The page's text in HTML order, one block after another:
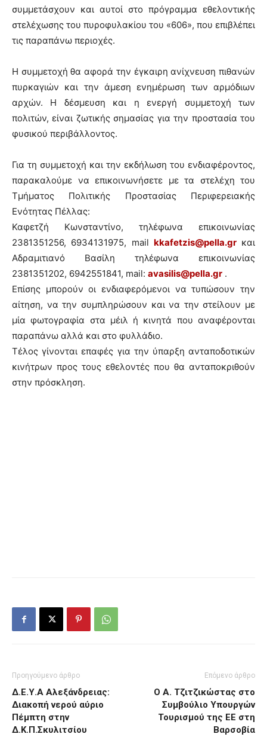
συμμετάσχουν και αυτοί στο πρόγραμμα εθελοντικής
στελέχωσης του πυροφυλακίου του «606», που επιβλέπει
τις παραπάνω περιοχές.
Η συμμετοχή θα αφορά την έγκαιρη ανίχνευση πιθανών
πυρκαγιών και την άμεση ενημέρωση των αρμόδιων
αρχών. Η δέσμευση και η ενεργή συμμετοχή των
πολιτών, είναι ζωτικής σημασίας για την προστασία του
φυσικού περιβάλλοντος.
Για τη συμμετοχή και την εκδήλωση του ενδιαφέροντος,
παρακαλούμε να επικοινωνήσετε με τα στελέχη του
Τμήματος Πολιτικής Προστασίας Περιφερειακής
Ενότητας Πέλλας:
Καφετζή Κωνσταντίνο, τηλέφωνα επικοινωνίας
2381351256, 6934131975, mail kkafetzis@pella.grκαι
Αδραμιτιανό Βασίλη τηλέφωνα επικοινωνίας
2381351202, 6942551841, mail: avasilis@pella.gr .
Επίσης μπορούν οι ενδιαφερόμενοι να τυπώσουν την
αίτηση, να την συμπληρώσουν και να την στείλουν με
μία φωτογραφία στα μέιλ ή κινητά που αναφέρονται
παραπάνω αλλά και στο φυλλάδιο.
Τέλος γίνονται επαφές για την ύπαρξη ανταποδοτικών
κινήτρων προς τους εθελοντές που θα ανταποκριθούν
στην πρόσκληση.
Προηγούμενο άρθρο
Δ.Ε.Υ.Α Αλεξάνδρειας:
Διακοπή νερού αύριο
Πέμπτη στην
Δ.Κ.Π.Σκυλιτσίου
Επόμενο άρθρο
Ο Α. Τζιτζικώστας στο
Συμβούλιο Υπουργών
Τουρισμού της ΕΕ στη
Βαρσοβία